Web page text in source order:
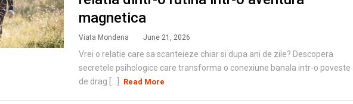
magnetica
Viata Mondena June 21, 2026
Vrei o relatie care sa scanteieze chiar si dupa ani de zile? Descopera
secretele psihologice care transforma o conexiune banala intr-o poveste
de drag [...]
Read More